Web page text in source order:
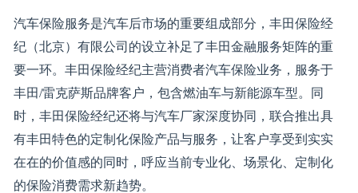
汽车保险服务是汽车后市场的重要组成部分，丰田保险经
纪（北京）有限公司的设立补足了丰田金融服务矩阵的重
要一环。丰田保险经纪主营消费者汽车保险业务，服务于
丰田/雷克萨斯品牌客户，包含燃油车与新能源车型。同
时，丰田保险经纪还将与汽车厂家深度协同，联合推出具
有丰田特色的定制化保险产品与服务，让客户享受到实实
在在的价值感的同时，呼应当前专业化、场景化、定制化
的保险消费需求新趋势。